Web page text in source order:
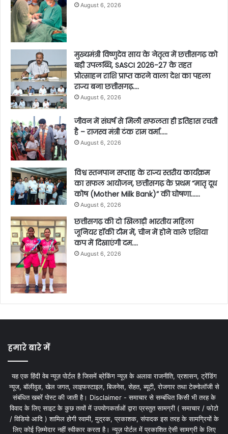
August 6, 2026
मुख्यमंत्री विष्णुदेव साय के नेतृत्व में छत्तीसगढ़ को
बड़ी उपलब्धि, SASCI 2026-27 के तहत
प्रोत्साहन राशि प्राप्त करने वाला देश का पहला
राज्य बना छत्तीसगढ़….
August 6, 2026
जीवन में संघर्ष से मिली सफलता ही इतिहास रचती
है – राजस्व मंत्री टंक राम वर्मा…..
August 6, 2026
विश्व स्तनपान सप्ताह के राज्य स्तरीय कार्यक्रम
का सफल आयोजन, छत्तीसगढ़ के प्रथम “मातृ दूध
कोष (Mother Milk Bank)” की घोषणा……
August 6, 2026
छत्तीसगढ़ की दो खिलाड़ी भारतीय महिला
जूनियर हॉकी टीम में, चीन में होने वाले एशिया
कप में दिखाएंगी दम….
August 6, 2026
हमारे बारे में
यह एक हिंदी वेब न्यूज़ पोर्टल है जिसमें ब्रेकिंग न्यूज़ के अलावा राजनीति, प्रशासन, ट्रेंडिंग
न्यूज, बॉलीवुड, खेल जगत, लाइफस्टाइल, बिजनेस, सेहत, ब्यूटी, रोजगार तथा टेक्नोलॉजी से
संबंधित खबरें पोस्ट की जाती है। Disclaimer - समाचार से सम्बंधित किसी भी तरह के
विवाद के लिए साइट के कुछ तत्वों में उपयोगकर्ताओं द्वारा प्रस्तुत सामग्री ( समाचार / फोटो
/ विडियो आदि ) शामिल होगी स्वामी, मुद्रक, प्रकाशक, संपादक इस तरह के सामग्रियों के
लिए कोई ज़िम्मेदार नहीं स्वीकार करता है। न्यूज़ पोर्टल में प्रकाशित ऐसी सामग्री के लिए